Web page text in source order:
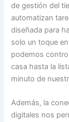
de gestión del
automatizan
diseñada para
solo un toque
podemos
casa hasta la
minuto de
Además, la
digitales nos